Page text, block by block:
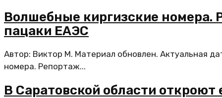
Волшебные киргизские номера.
пацаки ЕАЭС
Автор: Виктор М. Материал обновлен. Актуальная
номера. Репортаж...
В Саратовской области